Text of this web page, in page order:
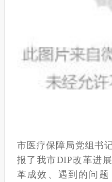
市医疗保障局党组书
报了我市DIP改革进
革成效、遇到的问